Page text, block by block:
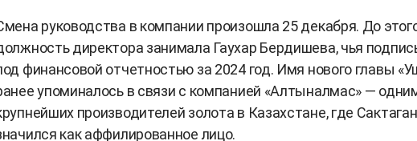
руководства в компании произошла 25 декабря. До
директора занимала Гаухар Бердишева, чья
финансовой отчетностью за 2024 год. Имя нового главы
упоминалось в связи с компанией «Алтыналмас» —
производителей золота в Казахстане, где
как аффилированное лицо.